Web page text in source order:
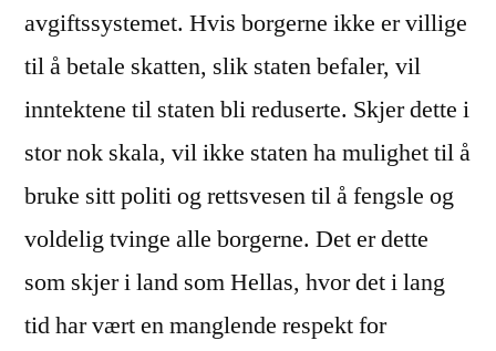
avgiftssystemet. Hvis borgerne ikke er villige
til å betale skatten, slik staten befaler, vil
inntektene til staten bli reduserte. Skjer dette i
stor nok skala, vil ikke staten ha mulighet til å
bruke sitt politi og rettsvesen til å fengsle og
voldelig tvinge alle borgerne. Det er dette
som skjer i land som Hellas, hvor det i lang
tid har vært en manglende respekt for